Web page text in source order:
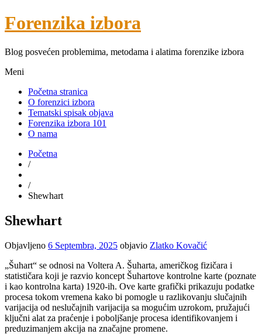
Forenzika izbora
Blog posvećen problemima, metodama i alatima forenzike izbora
Meni
Početna stranica
O forenzici izbora
Tematski spisak objava
Forenzika izbora 101
O nama
Početna
/
/
Shewhart
Shewhart
Objavljeno 6 Septembra, 2025 objavio Zlatko Kovačić
„Šuhart“ se odnosi na Voltera A. Šuharta, američkog fizičara i
statističara koji je razvio koncept Šuhartove kontrolne karte (poznate
i kao kontrolna karta) 1920-ih. Ove karte grafički prikazuju podatke
procesa tokom vremena kako bi pomogle u razlikovanju slučajnih
varijacija od neslučajnih varijacija sa mogućim uzrokom, pružajući
ključni alat za praćenje i poboljšanje procesa identifikovanjem i
preduzimanjem akcija na značajne promene.